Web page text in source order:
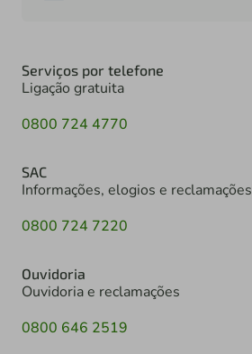
Serviços por telefone
Ligação gratuita
0800 724 4770
SAC
Informações, elogios e reclamações
0800 724 7220
Ouvidoria
Ouvidoria e reclamações
0800 646 2519